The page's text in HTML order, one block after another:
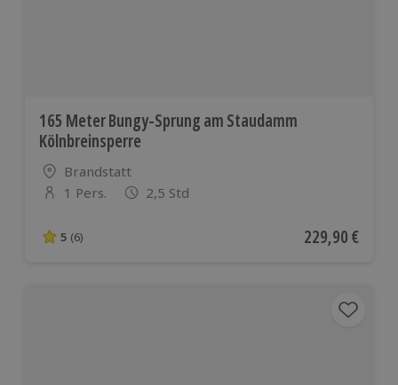
165 Meter Bungy-Sprung am Staudamm
Kölnbreinsperre
Standort
Brandstatt
Anzahl der Teilnehmer
1 Pers. 2,5 Std
5 von 5 Sternen basierend auf 6 Bewertungen
5 (6) Aktueller Preis
229,90 €